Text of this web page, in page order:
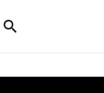
search